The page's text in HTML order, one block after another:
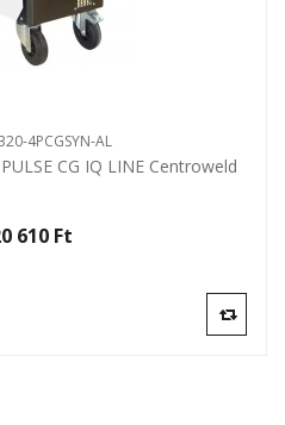
4PCGSYN-AL
CG IQ LINE Centroweld
610 Ft‎